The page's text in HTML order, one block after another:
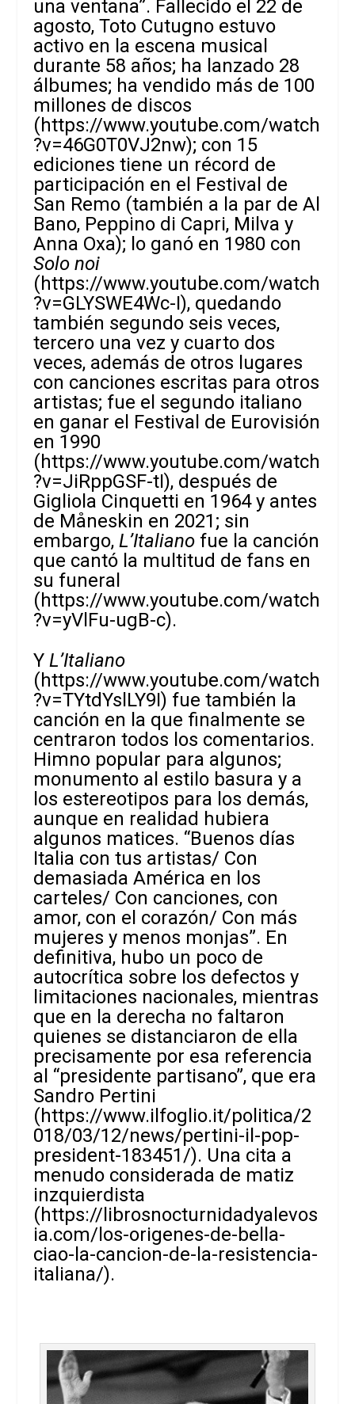
una ventana”. Fallecido el 22 de
agosto, Toto Cutugno estuvo
activo en la escena musical
durante 58 años; ha lanzado 28
álbumes; ha vendido más de 100
millones de discos
(https://www.youtube.com/watch
?v=46G0T0VJ2nw); con 15
ediciones tiene un récord de
participación en el Festival de
San Remo (también a la par de Al
Bano, Peppino di Capri, Milva y
Anna Oxa); lo ganó en 1980 con
Solo noi
(https://www.youtube.com/watch
?v=GLYSWE4Wc-I), quedando
también segundo seis veces,
tercero una vez y cuarto dos
veces, además de otros lugares
con canciones escritas para otros
artistas; fue el segundo italiano
en ganar el Festival de Eurovisión
en 1990
(https://www.youtube.com/watch
?v=JiRppGSF-tI), después de
Gigliola Cinquetti en 1964 y antes
de Måneskin en 2021; sin
embargo,L’Italiano fue la canción
que cantó la multitud de fans en
su funeral
(https://www.youtube.com/watch
?v=yVlFu-ugB-c).
YL’Italiano
(https://www.youtube.com/watch
?v=TYtdYslLY9I) fue también la
canción en la que finalmente se
centraron todos los comentarios.
Himno popular para algunos;
monumento al estilo basura y a
los estereotipos para los demás,
aunque en realidad hubiera
algunos matices. “Buenos días
Italia con tus artistas/ Con
demasiada América en los
carteles/ Con canciones, con
amor, con el corazón/ Con más
mujeres y menos monjas”. En
definitiva, hubo un poco de
autocrítica sobre los defectos y
limitaciones nacionales, mientras
que en la derecha no faltaron
quienes se distanciaron de ella
precisamente por esa referencia
al “presidente partisano”, que era
Sandro Pertini
(https://www.ilfoglio.it/politica/2
018/03/12/news/pertini-il-pop-
president-183451/). Una cita a
menudo considerada de matiz
inzquierdista
(https://librosnocturnidadyalevos
ia.com/los-origenes-de-bella-
ciao-la-cancion-de-la-resistencia-
italiana/).